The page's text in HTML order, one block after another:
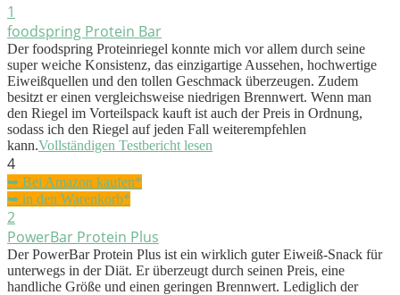
1
foodspring Protein Bar
Der foodspring Proteinriegel konnte mich vor allem durch seine
super weiche Konsistenz, das einzigartige Aussehen, hochwertige
Eiweißquellen und den tollen Geschmack überzeugen. Zudem
besitzt er einen vergleichsweise niedrigen Brennwert. Wenn man
den Riegel im Vorteilspack kauft ist auch der Preis in Ordnung,
sodass ich den Riegel auf jeden Fall weiterempfehlen
kann.Vollständigen Testbericht lesen
4
➥ Bei Amazon kaufen*
➥ in den Warenkorb*
2
PowerBar Protein Plus
Der PowerBar Protein Plus ist ein wirklich guter Eiweiß-Snack für
unterwegs in der Diät. Er überzeugt durch seinen Preis, eine
handliche Größe und einen geringen Brennwert. Lediglich der